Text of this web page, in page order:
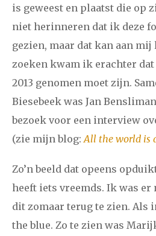
2012 augustus september
december
2011
januari februari maart
augustus september
december
januari februari maart
is geweest en plaatst die op
niet herinneren dat ik deze
gezien, maar dat kan aan mij
zoeken kwam ik erachter
2013 genomen moet zijn.
Biesebeek was Jan
bezoek voor een interview
(zie mijn blog: All the world is
Zo’n beeld dat opeens
heeft iets vreemds. Ik was er
dit zomaar terug te zien. Als
the blue. Zo te zien was